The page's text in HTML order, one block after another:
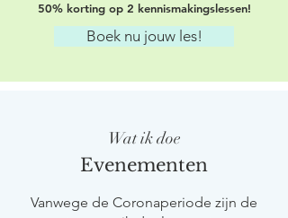
50% korting op 2 kennismakingslessen!
Boek nu jouw les!
Wat ik doe
Evenementen
Vanwege de Coronaperiode zijn de